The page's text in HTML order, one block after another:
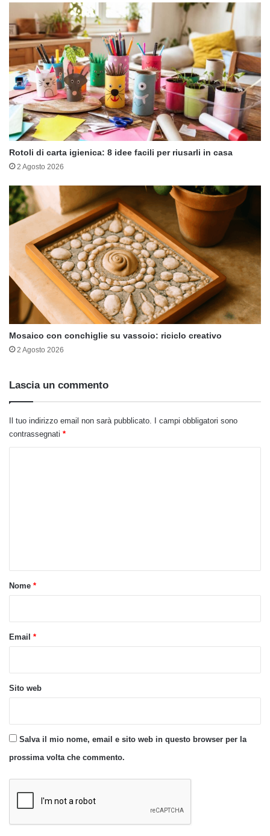
Rotoli di carta igienica: 8 idee facili per riusarli in casa
2 Agosto 2026
Mosaico con conchiglie su vassoio: riciclo creativo
2 Agosto 2026
Lascia un commento
Il tuo indirizzo email non sarà pubblicato.
I campi obbligatori sono
contrassegnati *
oNome *
Email *
Sito web
Salva il mio nome, email e sito web in questo browser per la
prossima volta che commento.